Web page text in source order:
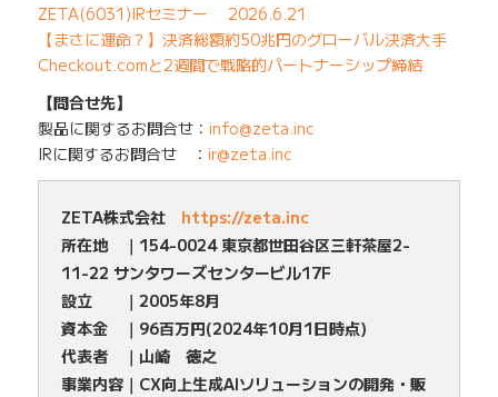
ZETA(6031)IRセミナー 2026.6.21
【まさに運命？】決済総額約50兆円のグローバル決済大手
Checkout.comと2週間で戦略的パートナーシップ締結
【問合せ先】
製品に関するお問合せ： info@zeta.inc
IRに関するお問合せ ： ir@zeta.inc
ZETA株式会社 https://zeta.inc
所在地 ｜154-0024 東京都世田谷区三軒茶屋2-
11-22 サンタワーズセンタービル17F
設立 ｜2005年8月
資本金 ｜96百万円(2024年10月1日時点)
代表者 ｜山崎 徳之
事業内容｜CX向上生成AIソリューションの開発・販